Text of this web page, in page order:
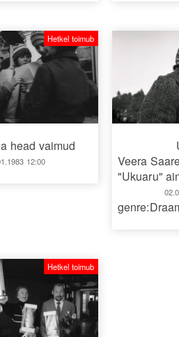
head vaimud
12:00
Hetkel toimub
Veera
"Ukuaru"
Hetkel toimub